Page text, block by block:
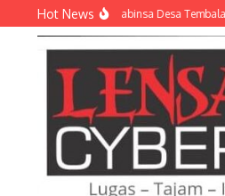
Lewati ke konten
Hot News
Kebersamaan, Babinsa Desa Tembalang